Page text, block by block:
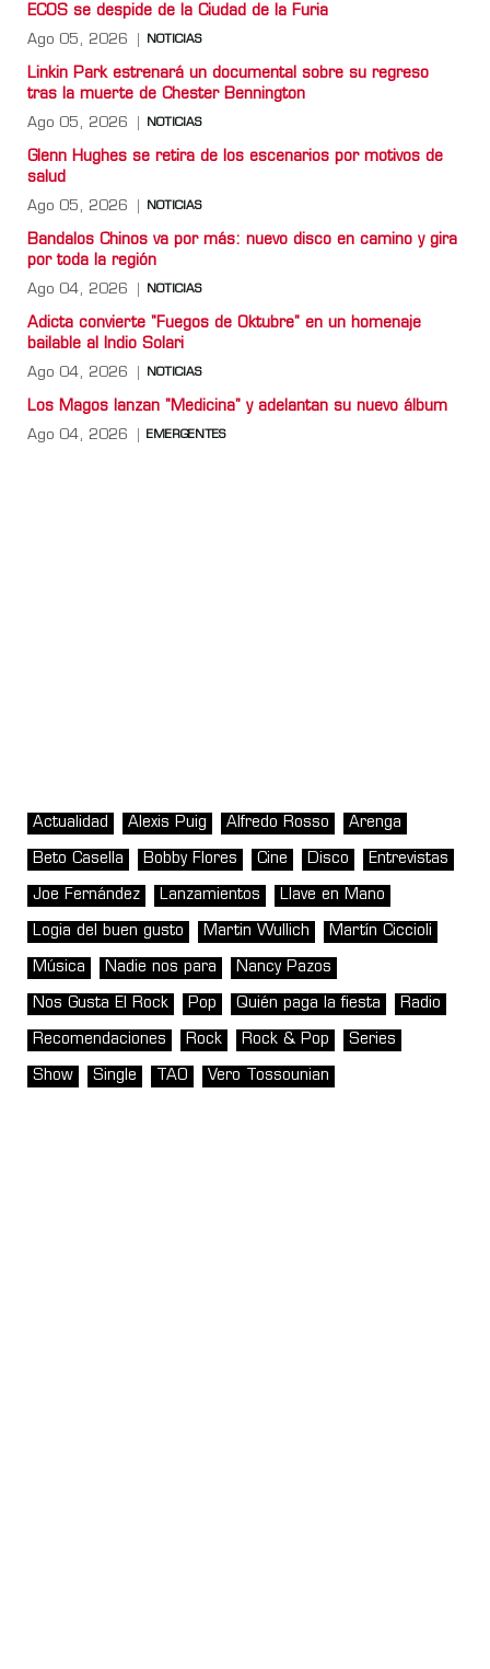
ECOS se despide de la Ciudad de la Furia
Ago 05, 2026 NOTICIAS
Linkin Park estrenará un documental sobre su regreso
tras la muerte de Chester Bennington
Ago 05, 2026 NOTICIAS
Glenn Hughes se retira de los escenarios por motivos de
salud
Ago 05, 2026 NOTICIAS
Bandalos Chinos va por más: nuevo disco en camino y gira
por toda la región
Ago 04, 2026 NOTICIAS
Adicta convierte "Fuegos de Oktubre" en un homenaje
bailable al Indio Solari
Ago 04, 2026 NOTICIAS
Los Magos lanzan "Medicina" y adelantan su nuevo álbum
Ago 04, 2026 EMERGENTES
Actualidad Alexis Puig Alfredo Rosso Arenga
Beto Casella Bobby Flores Cine Disco Entrevistas
Joe Fernández Lanzamientos Llave en Mano
Logia del buen gusto Martin Wullich Martín Ciccioli
Música Nadie nos para Nancy Pazos
Nos Gusta El Rock Pop Quién paga la fiesta Radio
Recomendaciones Rock Rock & Pop Series
Show Single TAO Vero Tossounian